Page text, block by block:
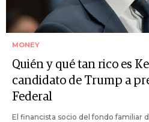
MONEY
Quién y qué tan rico es
candidato de Trump a
Federal
El financista socio del fondo familiar